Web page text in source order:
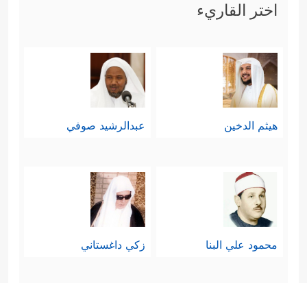
اختر القاريء
هيثم الدخين عبدالرشيد صوفي
محمود علي البنا زكي داغستاني